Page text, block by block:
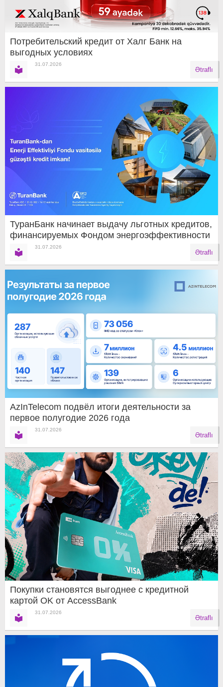
Потребительский кредит от Халг Банк на
выгодных условиях
31.07.2026
Ətraflı
ТуранБанк начинает выдачу льготных кредитов,
финансируемых Фондом энергоэффективности
31.07.2026
Ətraflı
AzInTelecom подвёл итоги деятельности за
первое полугодие 2026 года
31.07.2026
Ətraflı
Покупки становятся выгоднее с кредитной
картой OK от AccessBank
31.07.2026
Ətraflı